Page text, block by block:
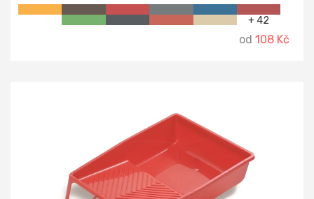
barvou ve spreji BELTON SPECTRAL najdete ten správný
odstín rychle a bezpečně. To vám umožní odstranit stopy
času jednoduchým a barevným způsobem. Použití
+ 42
od 108 Kč